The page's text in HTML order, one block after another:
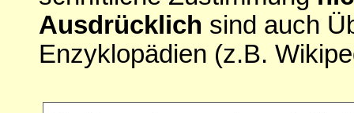
Ausdrücklich sind auch
Enzyklopädien (z.B.